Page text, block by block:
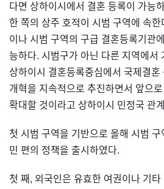
다면 상하이시에서 결혼 등록이 가능
한 쪽의 상주 호적이 시범 구역에 속
이나 시범 구역의 구급 결혼등록기관
능하다. 시범구가 아닌 다른 지역에서
상하이시 결혼등록중심에서 국제결
개혁을 지속적으로 추진하면서 앞으
확대할 것이라고 상하이시 민정국 관
첫 시범 구역을 기반으로 올해 시범 구
민 편의 정책을 출시하였다.
첫 째, 외국인은 유효한 여권이나 기